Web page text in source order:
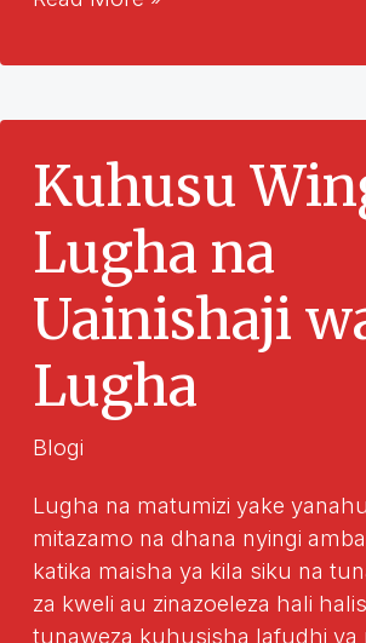
kielten
Kuhusu
Lugha na
Uainishaji
Lugha
Blogi
Lugha na matumizi yake
mitazamo na dhana nyingi
katika maisha ya kila siku na
za kweli au zinazoeleza hali
tunaweza kuhusisha lafudhi ya